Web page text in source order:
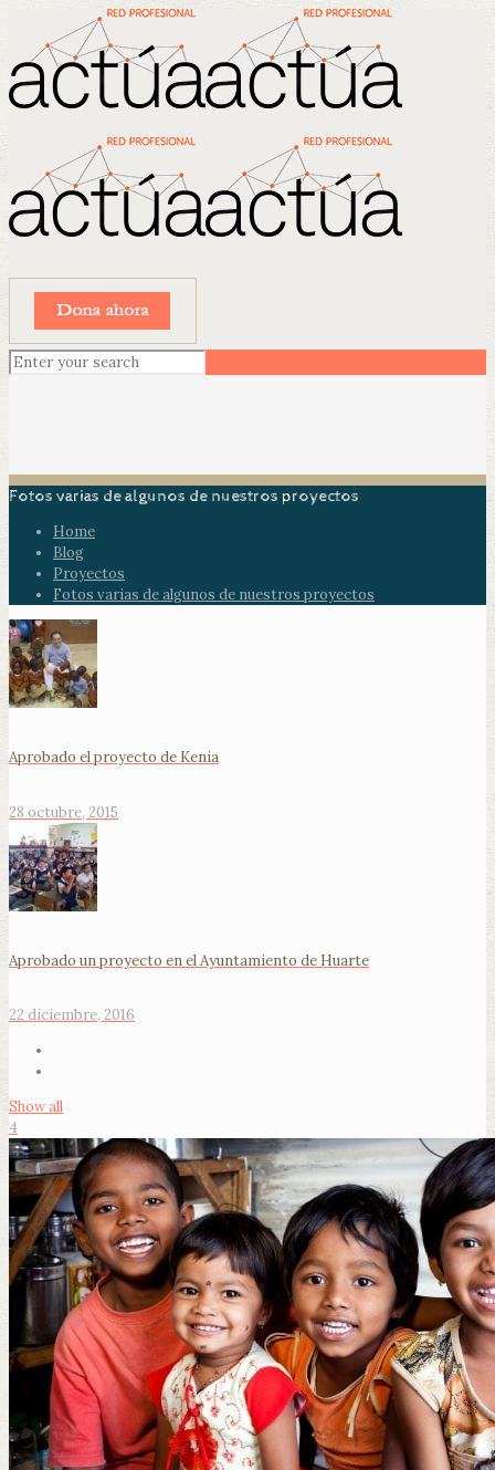
Fotos varias de algunos de nuestros proyectos
Home
Blog
Proyectos
Fotos varias de algunos de nuestros proyectos
Aprobado el proyecto de Kenia
28 octubre, 2015
Aprobado un proyecto en el Ayuntamiento de Huarte
22 diciembre, 2016
Show all
4